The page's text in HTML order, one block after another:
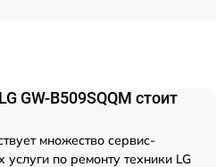
GW-B509SQQM стоит
множество сервис-
по ремонту техники LG